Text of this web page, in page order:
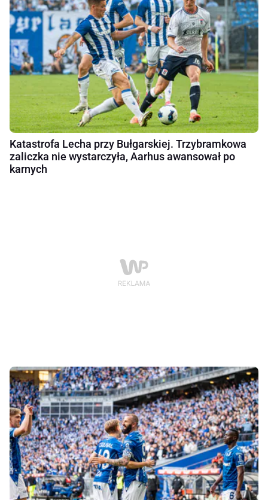
Katastrofa Lecha przy Bułgarskiej. Trzybramkowa
zaliczka nie wystarczyła, Aarhus awansował po
karnych